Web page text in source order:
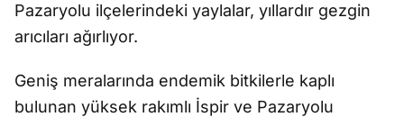
Pazaryolu ilçelerindeki yaylalar, yıllardır gezgin
arıcıları ağırlıyor.
Geniş meralarında endemik bitkilerle kaplı
bulunan yüksek rakımlı İspir ve Pazaryolu